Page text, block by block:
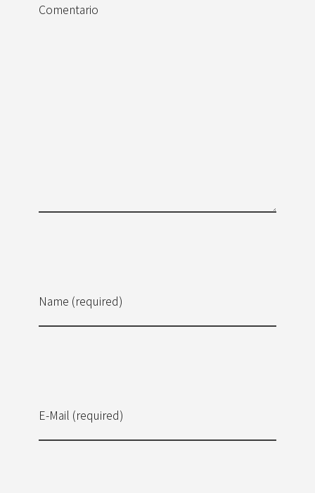
Name (required)
E-Mail (required)
Comentario